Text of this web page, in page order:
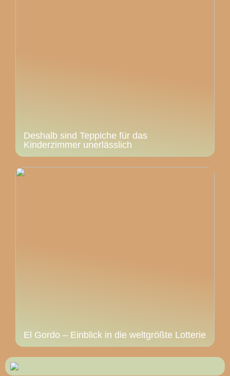
Deshalb sind Teppiche für das
Kinderzimmer unerlässlich
El Gordo – Einblick in die weltgrößte Lotterie